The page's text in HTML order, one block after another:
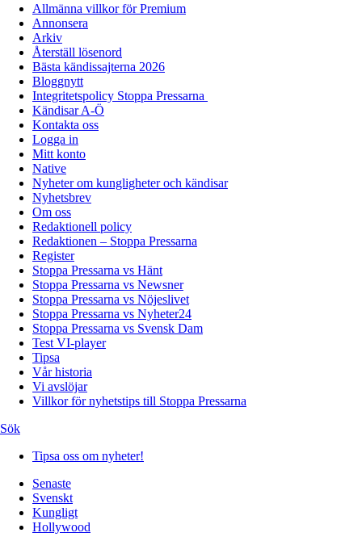
Allmänna villkor för Premium
Annonsera
Arkiv
Återställ lösenord
Bästa kändissajterna 2026
Bloggnytt
Integritetspolicy Stoppa Pressarna
Kändisar A-Ö
Kontakta oss
Logga in
Mitt konto
Native
Nyheter om kungligheter och kändisar
Nyhetsbrev
Om oss
Redaktionell policy
Redaktionen – Stoppa Pressarna
Register
Stoppa Pressarna vs Hänt
Stoppa Pressarna vs Newsner
Stoppa Pressarna vs Nöjeslivet
Stoppa Pressarna vs Nyheter24
Stoppa Pressarna vs Svensk Dam
Test VI-player
Tipsa
Vår historia
Vi avslöjar
Villkor för nyhetstips till Stoppa Pressarna
Sök
Tipsa oss om nyheter!
Senaste
Svenskt
Kungligt
Hollywood